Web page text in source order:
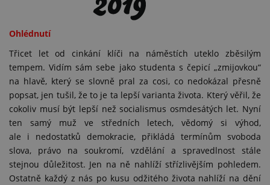
Ohlédnutí
Třicet let od cinkání klíči na náměstích uteklo zběsilým
tempem. Vidím sám sebe jako studenta s čepicí „zmijovkou“
na hlavě, který se slovně pral za cosi, co nedokázal přesně
popsat, jen tušil, že to je ta lepší varianta života. Který věřil, že
cokoliv musí být lepší než socialismus osmdesátých let. Nyní
ten samý muž ve středních letech, vědomý si výhod,
ale i nedostatků demokracie, přikládá termínům svoboda
slova, právo na soukromí, vzdělání a spravedlnost stále
stejnou důležitost. Jen na ně nahlíží střízlivějším pohledem.
Ostatně každý z nás po kusu odžitého života nahlíží na dění